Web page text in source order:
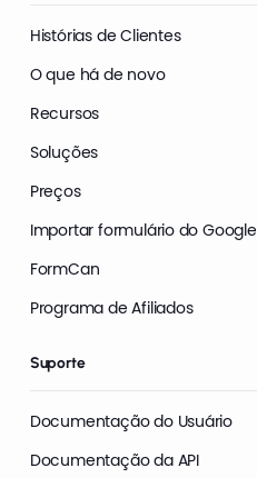
Histórias de Clientes
O que há de novo
Recursos
Soluções
Preços
Importar formulário do Google
FormCan
Programa de Afiliados
Suporte
Documentação do Usuário
Documentação da API